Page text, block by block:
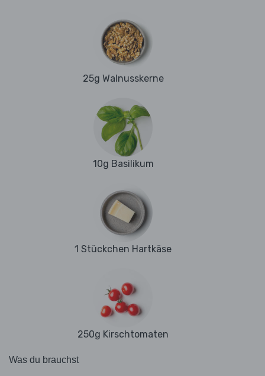
25g Walnusskerne
10g Basilikum
1 Stückchen Hartkäse
250g Kirschtomaten
Was du brauchst